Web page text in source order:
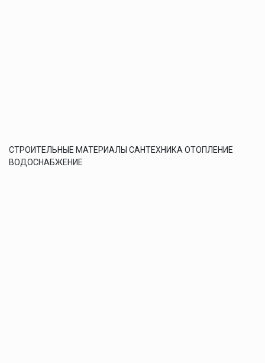
СТРОИТЕЛЬНЫЕ МАТЕРИАЛЫ САНТЕХНИКА ОТОПЛЕНИЕ
ВОДОСНАБЖЕНИЕ